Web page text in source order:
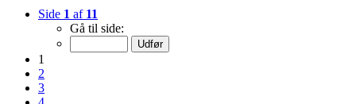
Side 1 af 11
Gå til side:
1
2
3